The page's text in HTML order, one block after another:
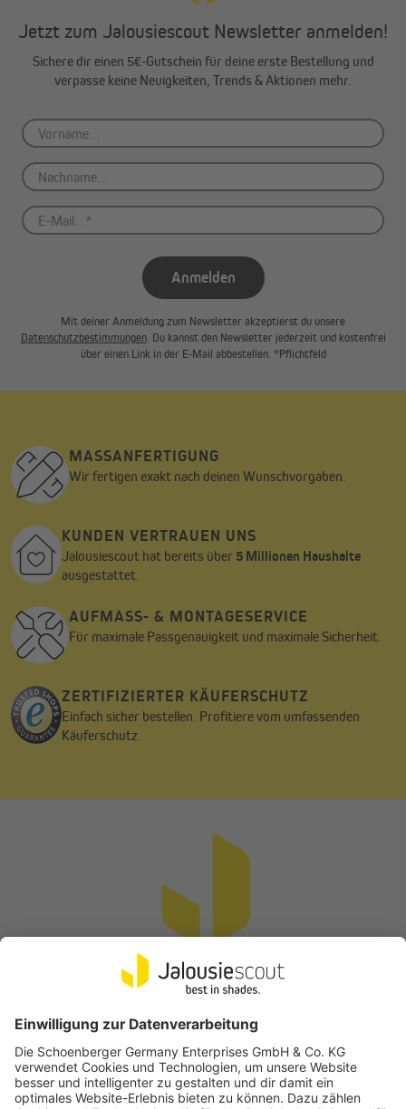
Jetzt zum Jalousiescout Newsletter anmelden!
Sichere dir einen 5€-Gutschein für deine erste Bestellung und
verpasse keine Neuigkeiten, Trends & Aktionen mehr.
Anmelden
Mit deiner Anmeldung zum Newsletter akzeptierst du unsere
Datenschutzbestimmungen. Du kannst den Newsletter jederzeit und kostenfrei
über einen Link in der E-Mail abbestellen. *Pflichtfeld
MASSANFERTIGUNG
Wir fertigen exakt nach deinen Wunschvorgaben.
KUNDEN VERTRAUEN UNS
Jalousiescout hat bereits über 5 Millionen Haushalte
ausgestattet.
AUFMASS- & MONTAGESERVICE
Für maximale Passgenauigkeit und maximale Sicherheit.
ZERTIFIZIERTER KÄUFERSCHUTZ
Einfach sicher bestellen. Profitiere vom umfassenden
Käuferschutz.
Vertrag widerrufen